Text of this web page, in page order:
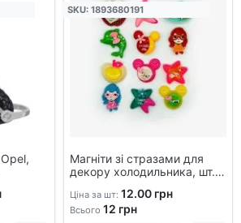
Магніти зі стразами для
декору холодильника, шт.,
SKU: 1893680191
Ціна за шт: 12.00 грн
Всього 12 грн